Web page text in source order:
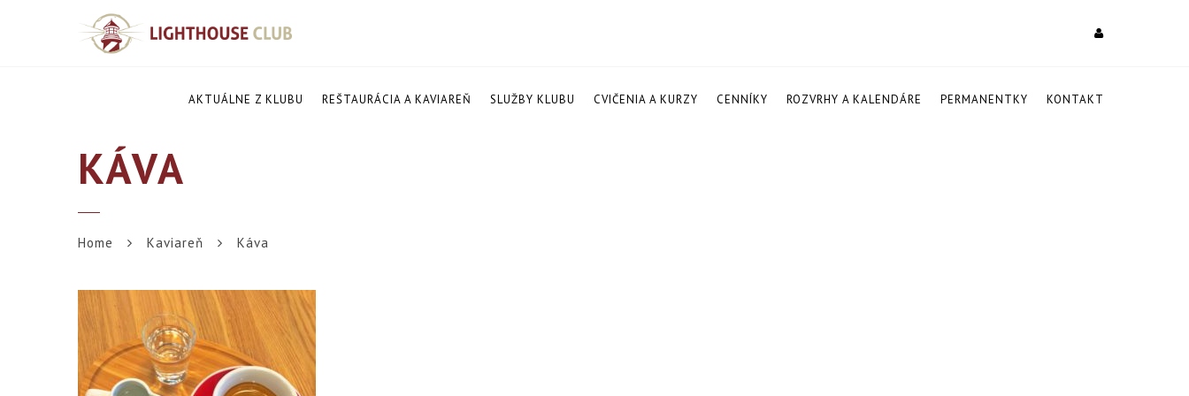
AKTUÁLNE Z KLUBU REŠTAURÁCIA A KAVIAREŇ SLUŽBY KLUBU CVIČENIA A KURZY CENNÍKY ROZVRHY A KALENDÁRE PERMANENTKY KONTAKT
KÁVA
Home Kaviareň Káva